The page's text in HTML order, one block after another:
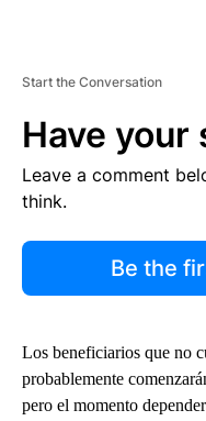
Start the Conversation
Have your
Leave a comment
think.
Be the
Los beneficiarios que no
probablemente
pero el momento